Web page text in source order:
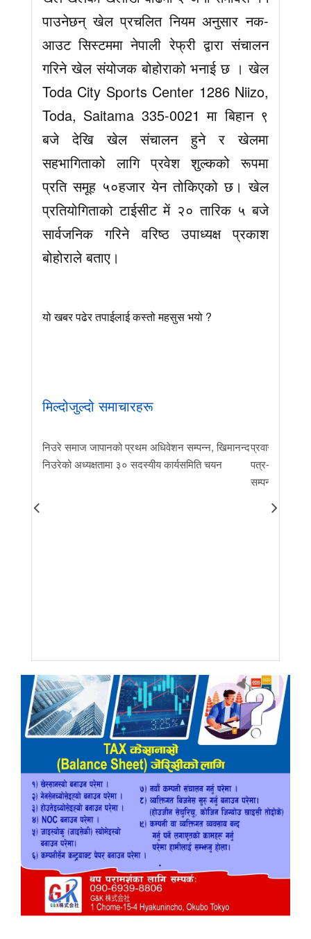
पाउनेछन् खेल प्रचलित नियम अनुसार नक-
आउट सिस्टममा नेपाली रेफ्री द्वारा संचालन
गरिने खेल संयोजक बोहोराको भनाई छ । खेल
Toda City Sports Center 1286 Niizo,
Toda, Saitama 335-0021 मा बिहान ९
बजे देखि खेल संचालन हुने र खेलमा
सहभागिताको लागि प्रवेश शुल्कको रूपमा
प्रति समूह ५०हजार येन तोकिएको छ। खेल
प्रतियोगिताको टाईसीट में २० तारिक ५ बजे
सार्वजनिक गरिने वरिष्ठ उपाध्यक्ष प्रकाश
बोहोराले बताए।
यो खबर पढेर तपाईलाई कस्तो महसुस भयो ?
मिल्दोजुल्दो समाचारहरू
निउरे समाज जापानको प्रथम अधिवेशन सम्पन्न, खिमानन्द
निउरेको अध्यक्षतामा ३० सदस्यीय कार्यसमिति चयन
प्रवास र
पत्र-२०२६
सम्पन्न